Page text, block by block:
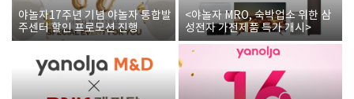
야놀자17주년 기념 야놀자 통합발
주센터 할인 프로모션 진행
<야놀자 MRO, 숙박업소 위한 삼
성전자 가전제품 특가 개시>